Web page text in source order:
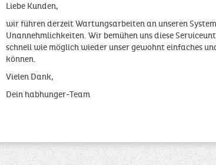
Liebe Kunden,
wir führen derzeit Wartungsarbeiten an unseren
Unannehmlichkeiten. Wir bemühen uns diese
schnell wie möglich wieder unser gewohnt einfaches
können.
Vielen Dank,
Dein habhunger-Team